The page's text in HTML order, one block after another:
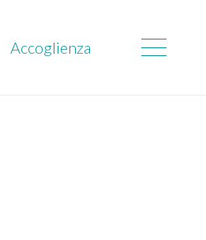
Accoglienza